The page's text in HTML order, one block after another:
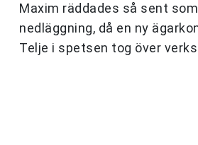
Maxim räddades så sent
nedläggning, då en ny
Telje i spetsen tog över